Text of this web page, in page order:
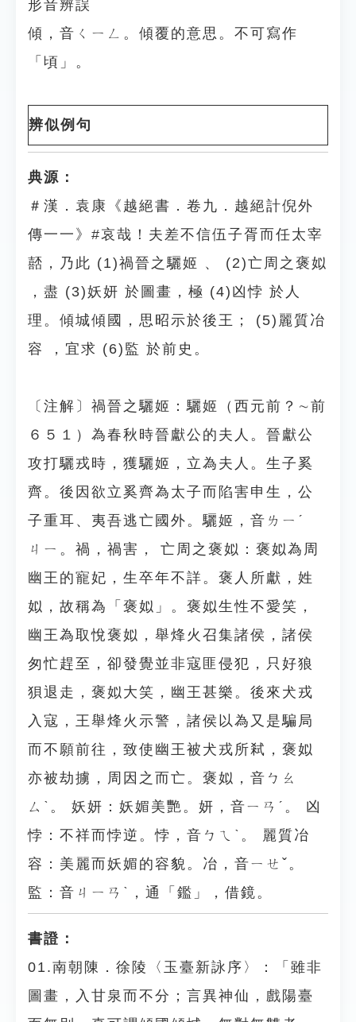
形音辨誤
傾，音ㄑㄧㄥ。傾覆的意思。不可寫作
「頃」。
辨似例句
典源：
＃漢．袁康《越絕書．卷九．越絕計倪外
傳一一》#哀哉！夫差不信伍子胥而任太宰
嚭，乃此 (1)禍晉之驪姬 、 (2)亡周之褒姒
，盡 (3)妖妍 於圖畫，極 (4)凶悖 於人
理。傾城傾國，思昭示於後王； (5)麗質冶
容 ，宜求 (6)監 於前史。
〔注解〕禍晉之驪姬：驪姬（西元前？∼前
６５１）為春秋時晉獻公的夫人。晉獻公
攻打驪戎時，獲驪姬，立為夫人。生子奚
齊。後因欲立奚齊為太子而陷害申生，公
子重耳、夷吾逃亡國外。驪姬，音ㄌㄧˊ
ㄐㄧ。禍，禍害， 亡周之褒姒：褒姒為周
幽王的寵妃，生卒年不詳。褒人所獻，姓
姒，故稱為「褒姒」。褒姒生性不愛笑，
幽王為取悅褒姒，舉烽火召集諸侯，諸侯
匆忙趕至，卻發覺並非寇匪侵犯，只好狼
狽退走，褒姒大笑，幽王甚樂。後來犬戎
入寇，王舉烽火示警，諸侯以為又是騙局
而不願前往，致使幽王被犬戎所弒，褒姒
亦被劫擄，周因之而亡。褒姒，音ㄅㄠ
ㄙˋ。 妖妍：妖媚美艷。妍，音ㄧㄢˊ。 凶
悖：不祥而悖逆。悖，音ㄅㄟˋ。 麗質冶
容：美麗而妖媚的容貌。冶，音ㄧㄝˇ。
監：音ㄐㄧㄢˋ，通「鑑」，借鏡。
書證：
01.南朝陳．徐陵〈玉臺新詠序〉：「雖非
圖畫，入甘泉而不分；言異神仙，戲陽臺